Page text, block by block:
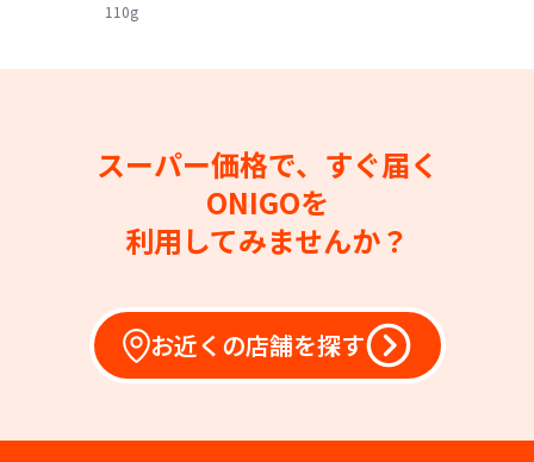
110g
スーパー価格で、すぐ届く
ONIGOを
利用してみませんか？
お近くの店舗を探す